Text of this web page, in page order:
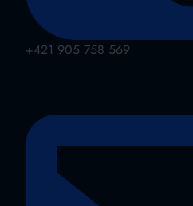
+421 905 758 569